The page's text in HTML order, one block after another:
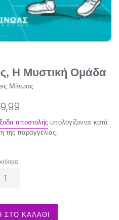
Η Μυστική Ομάδα
Μίνωας
αποστολής υπολογίζονται κατά
της παραγγελίας.
ΣΤΟ ΚΑΛΑΘΙ